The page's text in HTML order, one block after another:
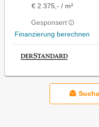
€ 2.375,- / m²
Gesponsert
Finanzierung berechnen